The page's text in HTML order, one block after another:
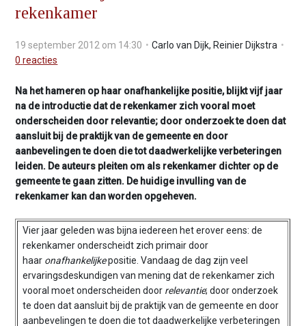
v
g
a
o
n
J
u
m
p
t
m
rekenkamer
19 september 2012 om 14:30 Carlo van Dijk, Reinier Dijkstra
0 reacties
Na het hameren op haar onafhankelijke positie, blijkt vijf jaar
na de introductie dat de rekenkamer zich vooral moet
onderscheiden door relevantie; door onderzoek te doen dat
aansluit bij de praktijk van de gemeente en door
aanbevelingen te doen die tot daadwerkelijke verbeteringen
leiden. De auteurs pleiten om als rekenkamer dichter op de
gemeente te gaan zitten. De huidige invulling van de
rekenkamer kan dan worden opgeheven.
Vier jaar geleden was bijna iedereen het erover eens: de
rekenkamer onderscheidt zich primair door
haar onafhankelijkepositie. Vandaag de dag zijn veel
ervaringsdeskundigen van mening dat de rekenkamer zich
vooral moet onderscheiden door relevantie; door onderzoek
te doen dat aansluit bij de praktijk van de gemeente en door
aanbevelingen te doen die tot daadwerkelijke verbeteringen